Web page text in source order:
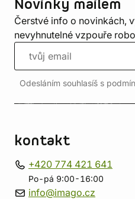
Novinky mailem
Čerstvé info o novinkách,
nevyhnutelné vzpouře
Odesláním souhlasíš s
kontakt
+420 774 421 641
Po-pá 9:00-16:00
info@imago.cz